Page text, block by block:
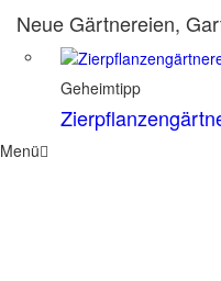
Neue Gärtnereien,
Geheimtipp
Menü